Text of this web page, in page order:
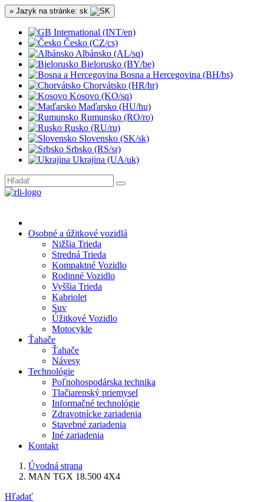
» Jazyk na stránke: sk
International (INT/en)
Česko (CZ/cs)
Albánsko (AL/sq)
Bielorusko (BY/be)
Bosna a Hercegovina (BH/bs)
Chorvátsko (HR/hr)
Kosovo (KO/sq)
Maďarsko (HU/hu)
Rumunsko (RO/ro)
Rusko (RU/ru)
Slovensko (SK/sk)
Srbsko (RS/sr)
Ukrajina (UA/uk)
Osobné a úžitkové vozidlá
Nižšia Trieda
Stredná Trieda
Kompaktné Vozidlo
Rodinné Vozidlo
Vyššia Trieda
Kabriolet
Suv
Úžitkové Vozidlo
Motocykle
Ťahače
Ťahače
Návesy
Technológie
Poľnohospodárska technika
Tlačiarenský priemysel
Informačné technológie
Zdravotnícke zariadenia
Stavebné zariadenia
Iné zariadenia
Kontakt
Úvodná strana
MAN TGX 18.500 4X4
Hľadať